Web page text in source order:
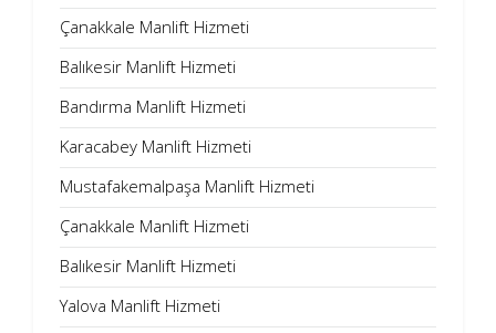
Çanakkale Manlift Hizmeti
Balıkesir Manlift Hizmeti
Bandırma Manlift Hizmeti
Karacabey Manlift Hizmeti
Mustafakemalpaşa Manlift Hizmeti
Çanakkale Manlift Hizmeti
Balıkesir Manlift Hizmeti
Yalova Manlift Hizmeti